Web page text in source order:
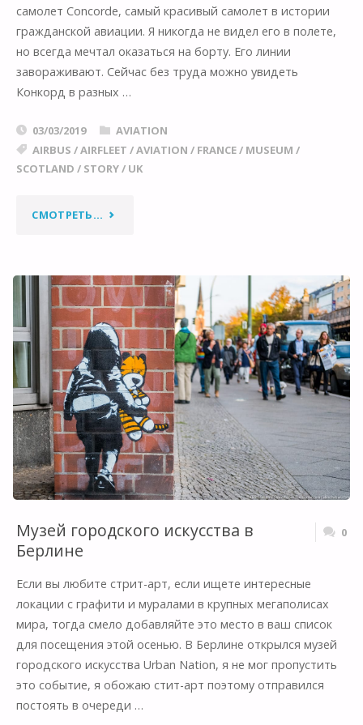
самолет Concorde, самый красивый самолет в истории
гражданской авиации. Я никогда не видел его в полете,
но всегда мечтал оказаться на борту. Его линии
завораживают. Сейчас без труда можно увидеть
Конкорд в разных …
03/03/2019
AVIATION
AIRBUS /AIRFLEET /AVIATION / FRANCE/ MUSEUM /
SCOTLAND / STORY/ UK
СМОТРЕТЬ... "ЛЕГЕНДАРНОМУ
50!"
Музей городского искусства в
Берлине
0
Если вы любите стрит-арт, если ищете интересные
локации с графити и муралами в крупных мегаполисах
мира, тогда смело добавляйте это место в ваш список
для посещения этой осенью. В Берлине открылся музей
городского искусства Urban Nation, я не мог пропустить
это событие, я обожаю стит-арт поэтому отправился
постоять в очереди …